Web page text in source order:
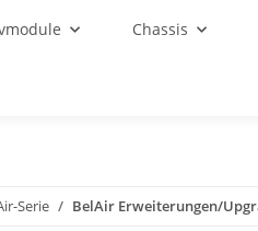
Chassis
Serie BelAir Erweiterungen/